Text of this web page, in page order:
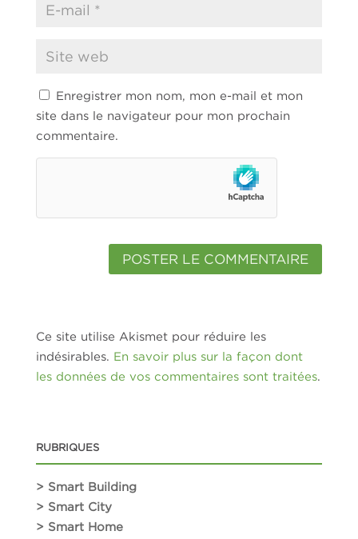
Enregistrer mon nom, mon e-mail et mon
site dans le navigateur pour mon prochain
commentaire.
Ce site utilise Akismet pour réduire les
indésirables. En savoir plus sur la façon dont
les données de vos commentaires sont traitées.
RUBRIQUES
> Smart Building
> Smart City
> Smart Home